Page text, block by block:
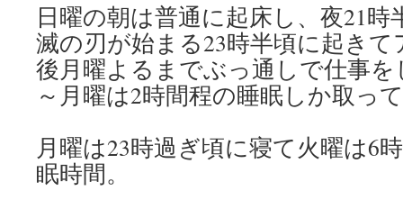
日曜の朝は普通に起床し、夜21時
滅の刃が始まる23時半頃に起き
後月曜よるまでぶっ通しで仕事
～月曜は2時間程の睡眠しか取っ
月曜は23時過ぎ頃に寝て火曜は6
眠時間。